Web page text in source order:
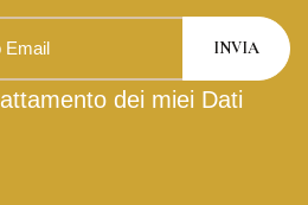
dei miei Dati